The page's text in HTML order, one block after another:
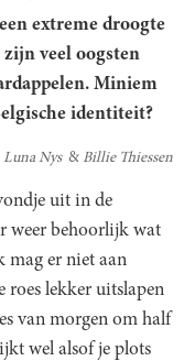
extreme droogte
veel oogsten
Miniem
identiteit?
Luna Nys Billie Thiessen
uit in de
weer behoorlijk wat
mag er niet aan
roes lekker uitslapen
van morgen om half
wel alsof je plots